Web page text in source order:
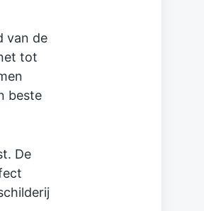
van de
tot
beste
De